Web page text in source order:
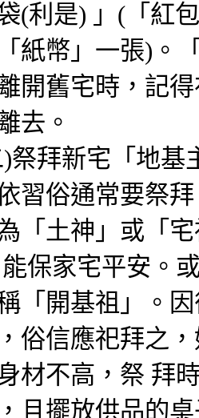
(利是) 」(「紅
紙幣」一張)。
開舊宅時，記
去。
新宅「地基
習俗通常要祭
「土神」或「
保家宅平安。
「開基祖」。
俗信應祀拜之
材不高，祭 拜
且擺放供品的